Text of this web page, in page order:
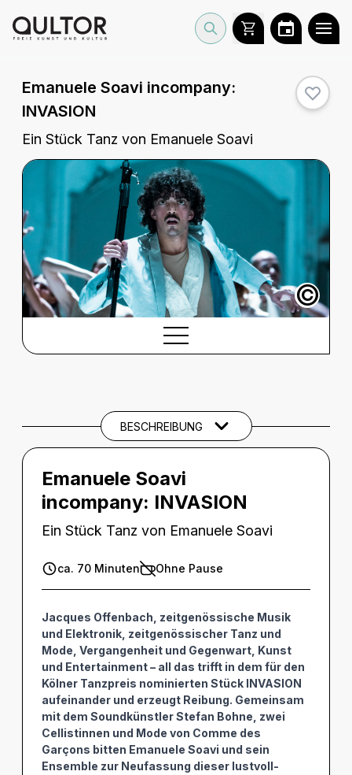
Emanuele Soavi incompany:
INVASION
Ein Stück Tanz von Emanuele Soavi
©
BESCHREIBUNG
Emanuele Soavi
incompany: INVASION
Ein Stück Tanz von Emanuele Soavi
ca. 70 Minuten Ohne Pause
Jacques Offenbach, zeitgenössische Musik
und Elektronik, zeitgenössischer Tanz und
Mode, Vergangenheit und Gegenwart, Kunst
und Entertainment – all das trifft in dem für den
Kölner Tanzpreis nominierten Stück INVASION
aufeinander und erzeugt Reibung. Gemeinsam
mit dem Soundkünstler Stefan Bohne, zwei
Cellistinnen und Mode von Comme des
Garçons bitten Emanuele Soavi und sein
Ensemble zur Neufassung dieser lustvoll-